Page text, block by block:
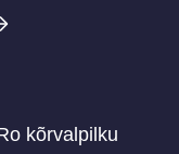
kõrvalpilku